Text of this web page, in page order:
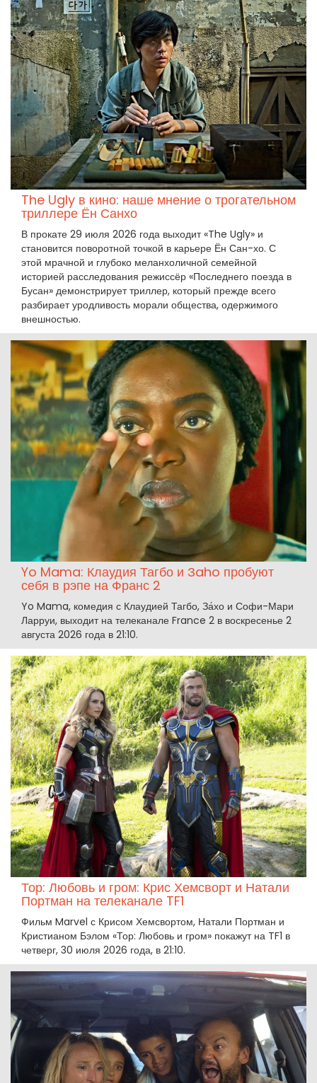
The Ugly в кино: наше мнение о трогательном
триллере Ён Санхо
В прокате 29 июля 2026 года выходит «The Ugly» и
становится поворотной точкой в карьере Ён Сан-хо. С
этой мрачной и глубоко меланхоличной семейной
историей расследования режиссёр «Последнего поезда в
Бусан» демонстрирует триллер, который прежде всего
разбирает уродливость морали общества, одержимого
внешностью.
Yo Mama: Клаудия Тагбо и Зaho пробуют
себя в рэпе на Франс 2
Yo Mama, комедия с Клаудией Тагбо, За́хо и Софи-Мари
Ларруи, выходит на телеканале France 2 в воскресенье 2
августа 2026 года в 21:10.
Тор: Любовь и гром: Крис Хемсворт и Натали
Портман на телеканале TF1
Фильм Marvel с Крисом Хемсвортом, Натали Портман и
Кристианом Бэлом «Тор: Любовь и гром» покажут на TF1 в
четверг, 30 июля 2026 года, в 21:10.